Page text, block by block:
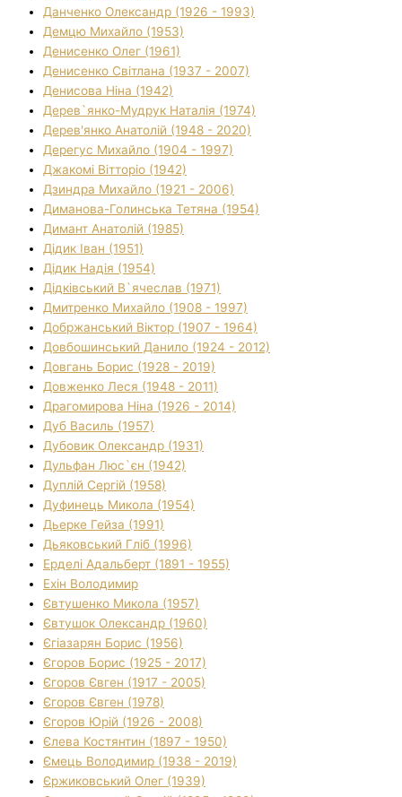
Данченко Олександр (1926 - 1993)
Демцю Михайло (1953)
Денисенко Олег (1961)
Денисенко Світлана (1937 - 2007)
Денисова Ніна (1942)
Дерев`янко-Мудрук Наталія (1974)
Дерев'янко Анатолій (1948 - 2020)
Дерегус Михайло (1904 - 1997)
Джакомі Вітторіо (1942)
Дзиндра Михайло (1921 - 2006)
Диманова-Голинська Тетяна (1954)
Димант Анатолій (1985)
Дідик Іван (1951)
Дідик Надія (1954)
Дідківський В`ячеслав (1971)
Дмитренко Михайло (1908 - 1997)
Добржанський Віктор (1907 - 1964)
Довбошинський Данило (1924 - 2012)
Довгань Борис (1928 - 2019)
Довженко Леся (1948 - 2011)
Драгомирова Ніна (1926 - 2014)
Дуб Василь (1957)
Дубовик Олександр (1931)
Дульфан Люс`єн (1942)
Дуплій Сергій (1958)
Дуфинець Микола (1954)
Дьерке Гейза (1991)
Дьяковський Гліб (1996)
Ерделі Адальберт (1891 - 1955)
Ехін Володимир
Євтушенко Микола (1957)
Євтушок Олександр (1960)
Єгіазарян Борис (1956)
Єгоров Борис (1925 - 2017)
Єгоров Євген (1917 - 2005)
Єгоров Євген (1978)
Єгоров Юрій (1926 - 2008)
Єлева Костянтин (1897 - 1950)
Ємець Володимир (1938 - 2019)
Єржиковський Олег (1939)